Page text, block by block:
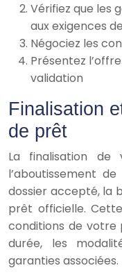
Vérifiez que les
aux exigences
Négociez les
Présentez
validation
Finalisation
de prêt
La finalisation de
l’aboutissement
dossier accepté, la
prêt officielle.
conditions de votre
durée, les
garanties associées.